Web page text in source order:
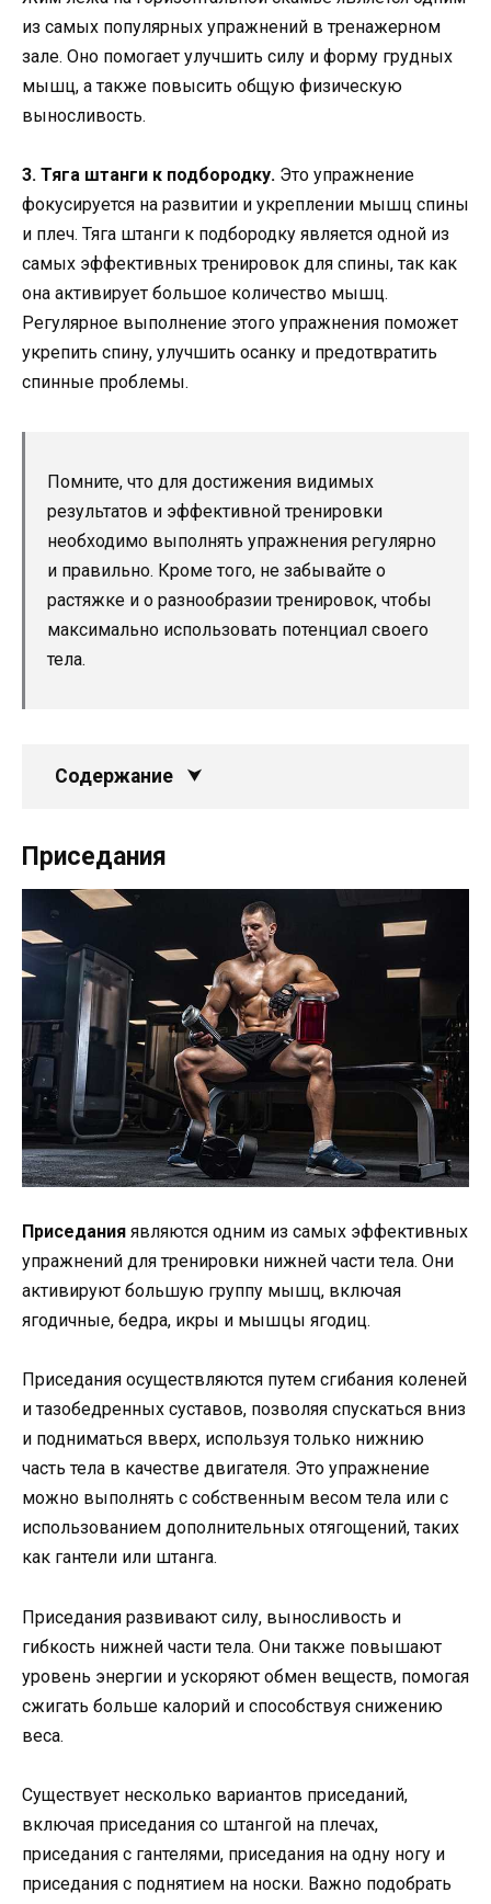
из самых популярных упражнений в тренажерном
зале. Оно помогает улучшить силу и форму грудных
мышц, а также повысить общую физическую
выносливость.
3. Тяга штанги к подбородку. Это упражнение
фокусируется на развитии и укреплении мышц спины
и плеч. Тяга штанги к подбородку является одной из
самых эффективных тренировок для спины, так как
она активирует большое количество мышц.
Регулярное выполнение этого упражнения поможет
укрепить спину, улучшить осанку и предотвратить
спинные проблемы.
Помните, что для достижения видимых
результатов и эффективной тренировки
необходимо выполнять упражнения регулярно
и правильно. Кроме того, не забывайте о
растяжке и о разнообразии тренировок, чтобы
максимально использовать потенциал своего
тела.
Содержание
Приседания
Приседания являются одним из самых эффективных
упражнений для тренировки нижней части тела. Они
активируют большую группу мышц, включая
ягодичные, бедра, икры и мышцы ягодиц.
Приседания осуществляются путем сгибания коленей
и тазобедренных суставов, позволяя спускаться вниз
и подниматься вверх, используя только нижнию
часть тела в качестве двигателя. Это упражнение
можно выполнять с собственным весом тела или с
использованием дополнительных отягощений, таких
как гантели или штанга.
Приседания развивают силу, выносливость и
гибкость нижней части тела. Они также повышают
уровень энергии и ускоряют обмен веществ, помогая
сжигать больше калорий и способствуя снижению
веса.
Существует несколько вариантов приседаний,
включая приседания со штангой на плечах,
приседания с гантелями, приседания на одну ногу и
приседания с поднятием на носки. Важно подобрать